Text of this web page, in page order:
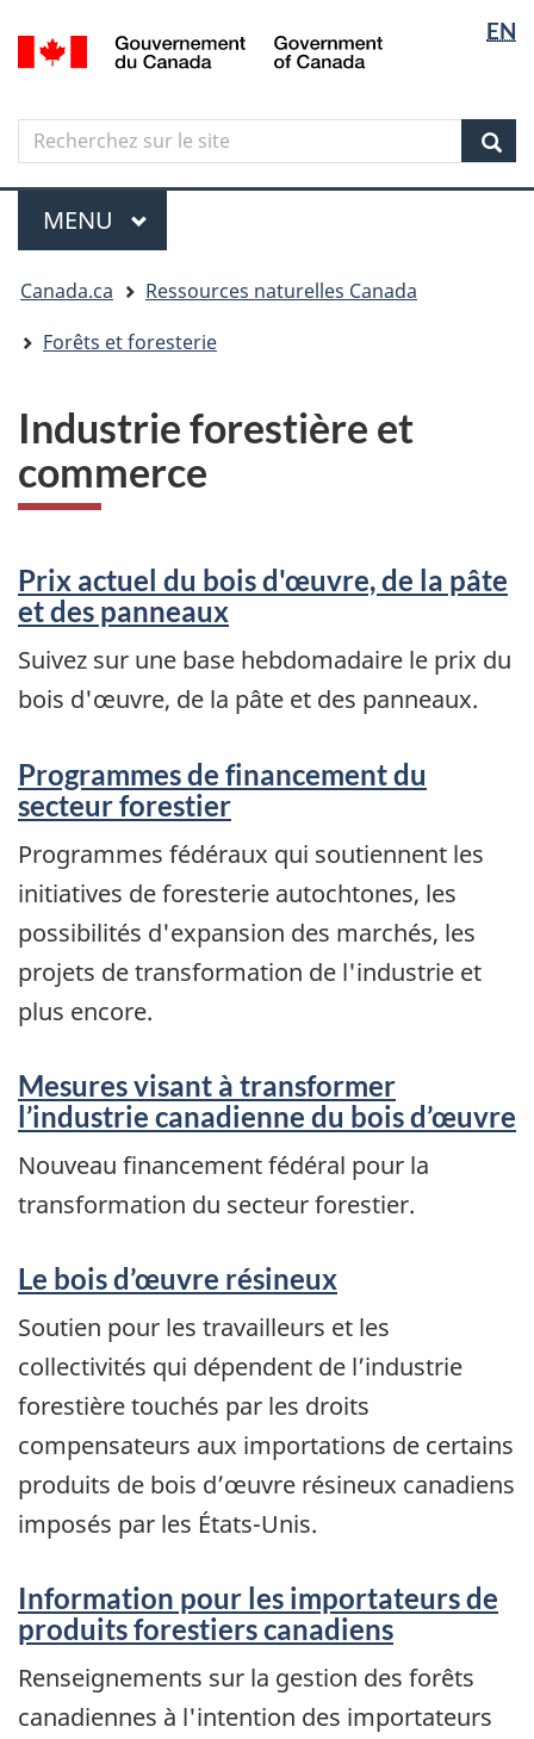
Aller
au
principal
Skip
to
government"
Passer
à
version
simplifiée
langue
EN
Canada
Search
Recherchez
sur
le
site
Menu
MENU PRINCIPAL
êtes
ici
Canada.ca
Ressources naturelles Canada
Forêts et foresterie
Industrie forestière et
commerce
Prix actuel du bois d'œuvre, de la pâte
et des panneaux
Suivez sur une base hebdomadaire le prix du
bois d'œuvre, de la pâte et des panneaux.
Programmes de financement du
secteur forestier
Programmes fédéraux qui soutiennent les
initiatives de foresterie autochtones, les
possibilités d'expansion des marchés, les
projets de transformation de l'industrie et
plus encore.
Mesures visant à transformer
l’industrie canadienne du bois d’œuvre
Nouveau financement fédéral pour la
transformation du secteur forestier.
Le bois d’œuvre résineux
Soutien pour les travailleurs et les
collectivités qui dépendent de l’industrie
forestière touchés par les droits
compensateurs aux importations de certains
produits de bois d’œuvre résineux canadiens
imposés par les États-Unis.
Information pour les importateurs de
produits forestiers canadiens
Renseignements sur la gestion des forêts
canadiennes à l'intention des importateurs